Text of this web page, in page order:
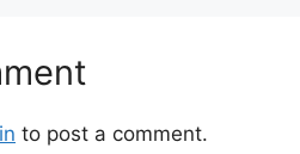
to post a comment.